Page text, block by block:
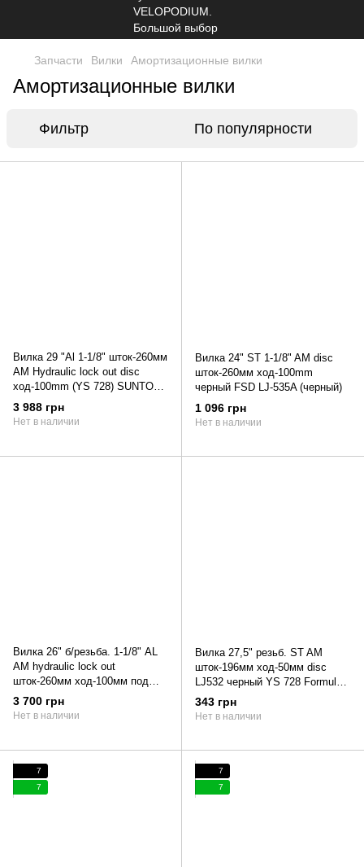
Запчасти Вилки Амортизационные вилки
Амортизационные вилки
Фильтр По популярности
Вилка 29 "Al 1-1/8" шток-260мм
AM Hydraulic lock out disc
ход-100mm (YS 728) SUNTOUR
SF16-XCM29" HLO DS
2018Вылка Suntour XCM
3 988 грн
Нет в наличии
Вилка 24" ST 1-1/8" AM disc
шток-260мм ход-100mm
черный FSD LJ-535A (черный)
1 096 грн
Нет в наличии
Вилка 26" б/резьба. 1-1/8" AL
AM hydraulic lock out
шток-260мм ход-100мм под
диск.тормоз. SUNTOUR
XCM30-HLO-DS черный
3 700 грн
Нет в наличии
Вилка 27,5" резьб. ST AM
шток-196мм ход-50мм disc
LJ532 черный YS 728 Formula
AMULET (черный)
343 грн
Нет в наличии
7
7
7
7